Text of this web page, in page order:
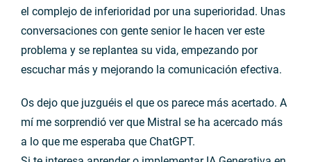
el complejo de inferioridad por una superioridad. Unas
conversaciones con gente senior le hacen ver este
problema y se replantea su vida, empezando por
escuchar más y mejorando la comunicación efectiva.
Os dejo que juzguéis el que os parece más acertado. A
mí me sorprendió ver que Mistral se ha acercado más
a lo que me esperaba que ChatGPT.